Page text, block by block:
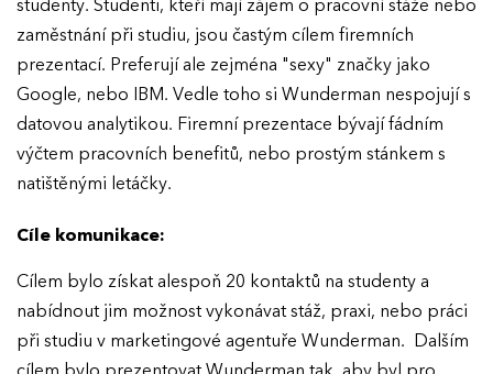
studenty. Studenti, kteří mají zájem o pracovní stáže nebo
zaměstnání při studiu, jsou častým cílem firemních
prezentací. Preferují ale zejména "sexy" značky jako
Google, nebo IBM. Vedle toho si Wunderman nespojují s
datovou analytikou. Firemní prezentace bývají fádním
výčtem pracovních benefitů, nebo prostým stánkem s
natištěnými letáčky.
Cíle komunikace:
Cílem bylo získat alespoň 20 kontaktů na studenty a
nabídnout jim možnost vykonávat stáž, praxi, nebo práci
při studiu v marketingové agentuře Wunderman. Dalším